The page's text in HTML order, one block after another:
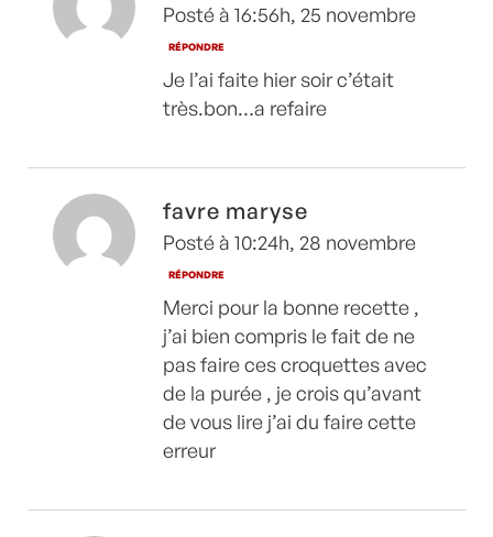
Posté à 16:56h, 25 novembre
RÉPONDRE
Je l’ai faite hier soir c’était
très.bon…a refaire
favre maryse
Posté à 10:24h, 28 novembre
RÉPONDRE
Merci pour la bonne recette ,
j’ai bien compris le fait de ne
pas faire ces croquettes avec
de la purée , je crois qu’avant
de vous lire j’ai du faire cette
erreur